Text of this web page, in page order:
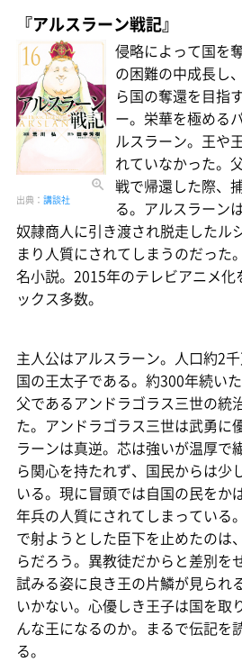
『アルスラーン戦記』
出典： 講談社
侵略によって国を
の困難の中成長し
ら国の奪還を目指
ー。栄華を極める
ルスラーン。王や
れていなかった。
戦で帰還した際、
る。アルスラーン
奴隷商人に引き渡され脱走したル
まり人質にされてしまうのだった
名小説。2015年のテレビアニメ化
ックス多数。
主人公はアルスラーン。人口約2
国の王太子である。約300年続い
父であるアンドラゴラス三世の統
た。アンドラゴラス三世は武勇に
ラーンは真逆。芯は強いが温厚で
ら関心を持たれず、国民からは少
いる。現に冒頭では自国の民をか
年兵の人質にされてしまっている
で射ようとした臣下を止めたのは
らだろう。異教徒だからと差別を
試みる姿に良き王の片鱗が見られ
いかない。心優しき王子は国を取
んな王になるのか。まるで伝記を
る。